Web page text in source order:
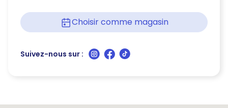
Choisir comme magasin
Suivez-nous sur :